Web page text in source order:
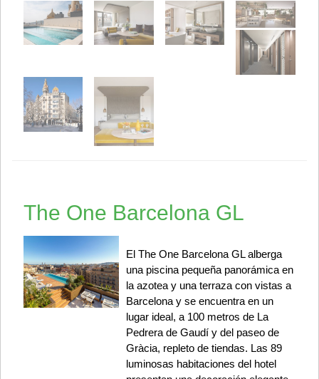
The One Barcelona GL
El The One Barcelona GL alberga
una piscina pequeña panorámica en
la azotea y una terraza con vistas a
Barcelona y se encuentra en un
lugar ideal, a 100 metros de La
Pedrera de Gaudí y del paseo de
Gràcia, repleto de tiendas. Las 89
luminosas habitaciones del hotel